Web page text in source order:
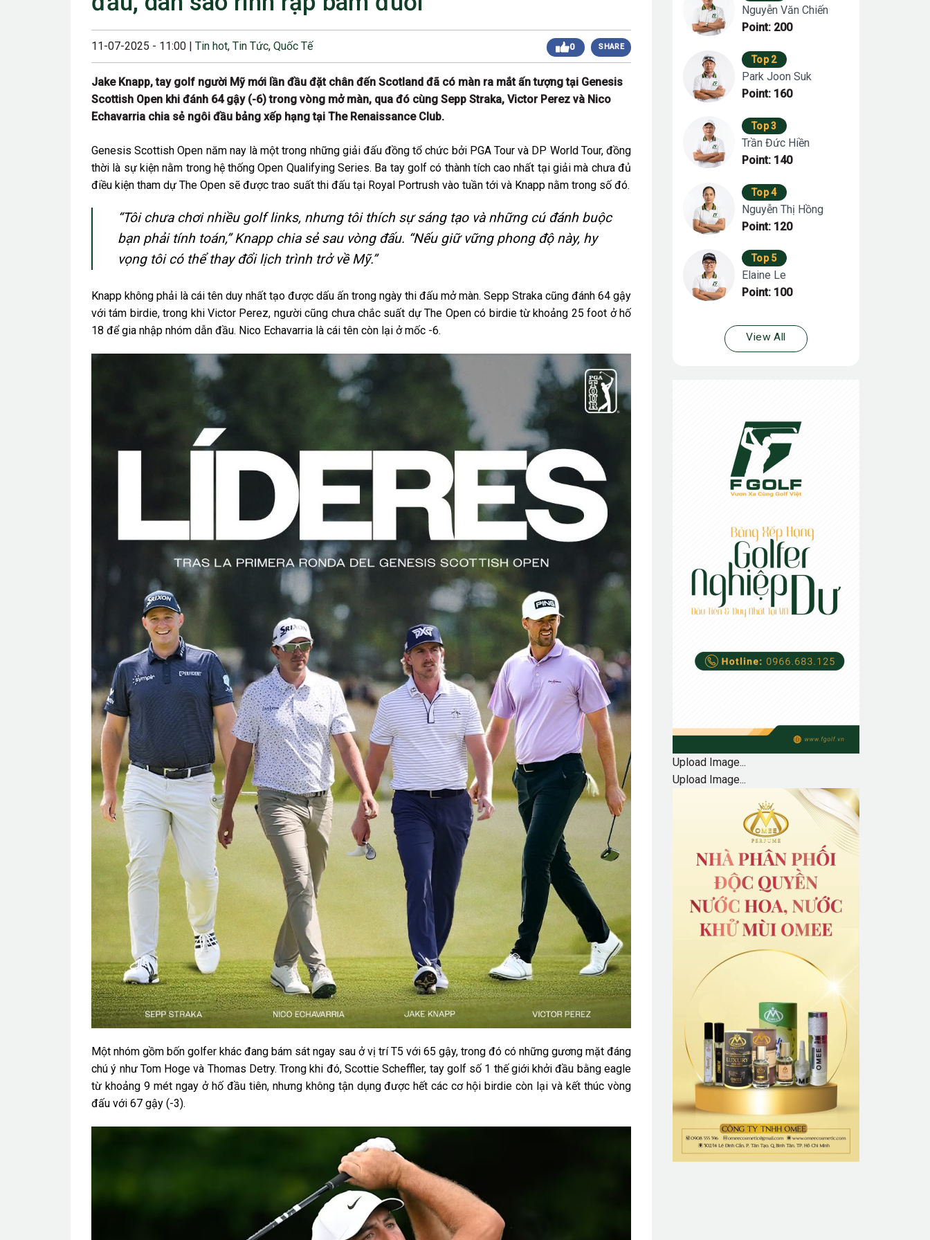
23/08/2024 12:00 sáng
28/06/2024 12:00 chiều
Giải Golf Gia Đình lần 1 (Family Golf Tournament
Giải Golf Doanh nghiệp và Thương hiệu Việt Nam
lần thứ 22 (Business Vietnam Cup 22)
25/04/2024 6:00 sáng
Giải Golf Vô địch các CLB toàn quốc Lần 1
(Vietnam Golf Club Championship 2024)
07/03/2024 12:00 chiều
Giải Cặp Đôi Hoàn Hảo Lần 3 (Perfect Golf Couple
22/12/2023 12:30 chiều
Couple 2)
26/10/2023 12:00 chiều
Giải Golf Business & Brand VN Championship 20
11-07-2025 - 11:00 | Tin hot, Tin Tức, Quốc Tế 0 SHARE
Jake Knapp, tay golf người Mỹ mới lần đầu đặt chân đến Scotland đã có màn ra mắt ấn tượng tại Genesis
Scottish Open khi đánh 64 gậy (-6) trong vòng mở màn, qua đó cùng Sepp Straka, Victor Perez và Nico
Echavarria chia sẻ ngôi đầu bảng xếp hạng tại The Renaissance Club.
Genesis Scottish Open năm nay là một trong những giải đấu đồng tổ chức bởi PGA Tour và DP World Tour, đồng
thời là sự kiện nằm trong hệ thống Open Qualifying Series. Ba tay golf có thành tích cao nhất tại giải mà chưa đủ
điều kiện tham dự The Open sẽ được trao suất thi đấu tại Royal Portrush vào tuần tới và Knapp nằm trong số đó.
“Tôi chưa chơi nhiều golf links, nhưng tôi thích sự sáng tạo và những cú đánh buộc
bạn phải tính toán,” Knapp chia sẻ sau vòng đấu. “Nếu giữ vững phong độ này, hy
vọng tôi có thể thay đổi lịch trình trở về Mỹ.”
Knapp không phải là cái tên duy nhất tạo được dấu ấn trong ngày thi đấu mở màn. Sepp Straka cũng đánh 64 gậy
với tám birdie, trong khi Victor Perez, người cũng chưa chắc suất dự The Open có birdie từ khoảng 25 foot ở hố
18 để gia nhập nhóm dẫn đầu. Nico Echavarria là cái tên còn lại ở mốc -6.
Một nhóm gồm bốn golfer khác đang bám sát ngay sau ở vị trí T5 với 65 gậy, trong đó có những gương mặt đáng
chú ý như Tom Hoge và Thomas Detry. Trong khi đó, Scottie Scheffler, tay golf số 1 thế giới khởi đầu bằng eagle
từ khoảng 9 mét ngay ở hố đầu tiên, nhưng không tận dụng được hết các cơ hội birdie còn lại và kết thúc vòng
đấu với 67 gậy (-3).
Nguyễn Văn Chiến
Point: 200
Top 2
Park Joon Suk
Point: 160
Top 3
Trần Đức Hiền
Point: 140
Top 4
Nguyễn Thị Hồng
Point: 120
Top 5
Elaine Le
Point: 100
View All
Upload Image...
Upload Image...